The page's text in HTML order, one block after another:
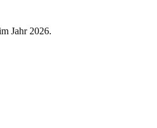
Jahr 2026.